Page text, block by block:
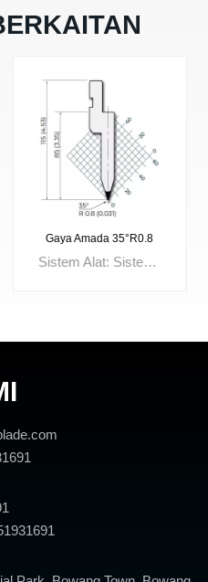
Gaya Amada 35°R0.8
Sistem Alat: Sistem AmadaSudut: 35°Jejari: R0.8mmKetinggian Berkesan: 128mmJumlah Tinggi: 158mmBeban maksimum: 800kN/mBahan: 42CrMo4